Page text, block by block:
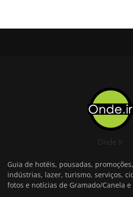
Onde Ir
Guia de hotéis, pousadas,
indústrias, lazer, turismo, serviços,
fotos e notícias de Gramado/Canela e